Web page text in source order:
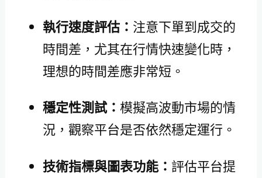
執行速度評估： 注意下單到成交的
時間差，尤其在行情快速變化時，
理想的時間差應非常短。
穩定性測試： 模擬高波動市場的情
況，觀察平台是否依然穩定運行。
技術指標與圖表功能： 評估平台提